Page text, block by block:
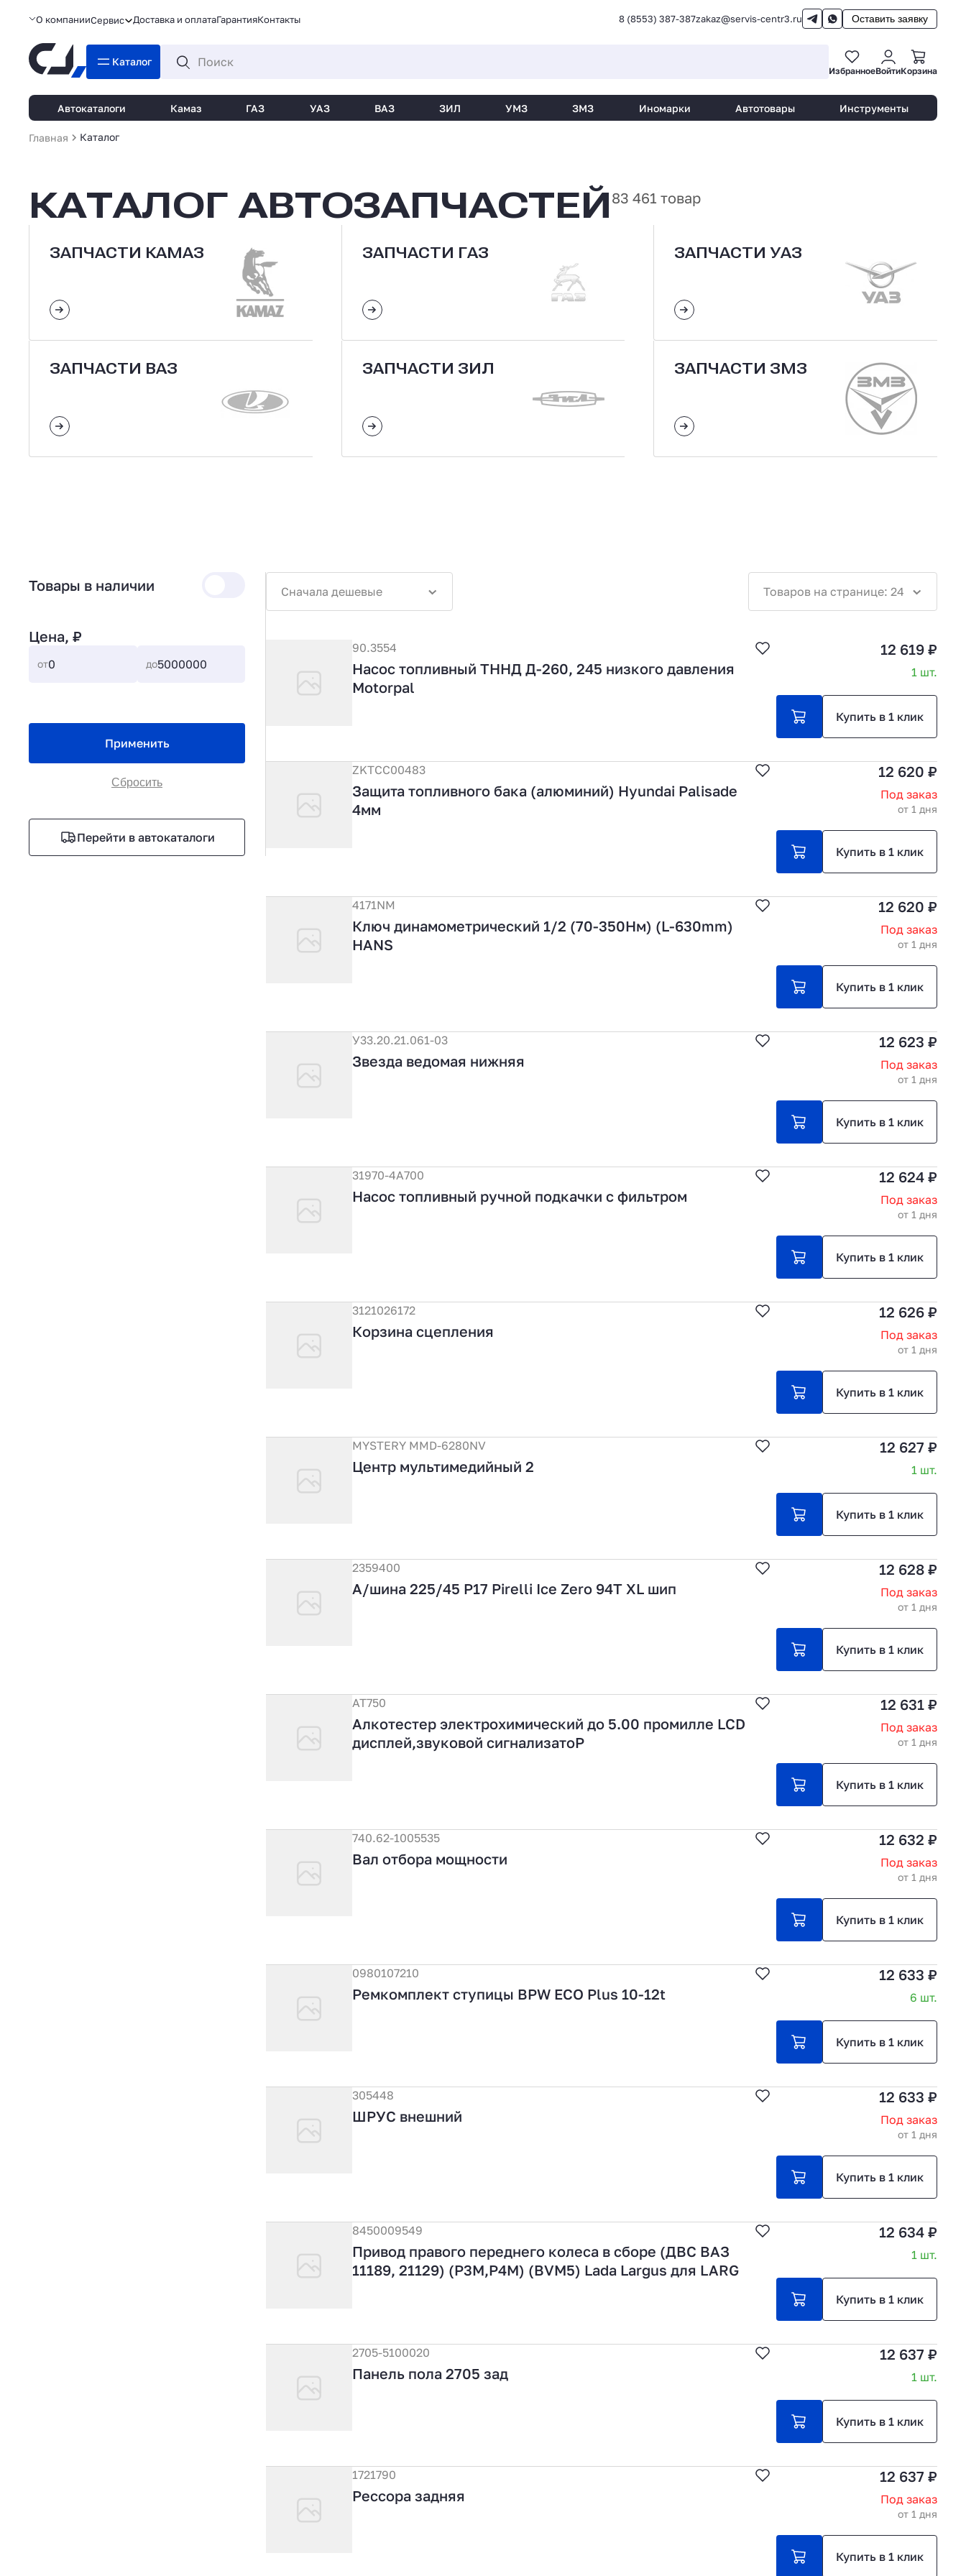
О компанииСервис Доставка и оплатаГарантияКонтакты 8 (8553) 387-387zakaz@servis-centr3.ru Оставить заявку
Каталог
ИзбранноеВойтиКорзина
Автокаталоги Камаз ГАЗ УАЗ ВАЗ ЗИЛ УМЗ ЗМЗ Иномарки Автотовары Инструменты
Главная Каталог
КАТАЛОГ АВТОЗАПЧАСТЕЙ 83 461 товар
ЗАПЧАСТИ КАМАЗ ЗАПЧАСТИ ГАЗ ЗАПЧАСТИ УАЗ
ЗАПЧАСТИ ВАЗ ЗАПЧАСТИ ЗИЛ ЗАПЧАСТИ ЗМЗ
Товары в наличии
Цена, ₽
от до
Применить
Сбросить
Перейти в автокаталоги
Сначала дешевые Товаров на странице: 24
90.3554
Насос топливный ТННД Д-260, 245 низкого давления
Motorpal
12 619 ₽
1 шт.
Купить в 1 клик
ZKTCC00483
Защита топливного бака (алюминий) Hyundai Palisade
4мм
12 620 ₽
Под заказ
от 1 дня
Купить в 1 клик
4171NM
Ключ динамометрический 1/2 (70-350Нм) (L-630mm)
HANS
12 620 ₽
Под заказ
от 1 дня
Купить в 1 клик
У33.20.21.061-03
Звезда ведомая нижняя
12 623 ₽
Под заказ
от 1 дня
Купить в 1 клик
31970-4А700
Насос топливный ручной подкачки с фильтром
12 624 ₽
Под заказ
от 1 дня
Купить в 1 клик
3121026172
Корзина сцепления
12 626 ₽
Под заказ
от 1 дня
Купить в 1 клик
MYSTERY MMD-6280NV
Центр мультимедийный 2
12 627 ₽
1 шт.
Купить в 1 клик
2359400
А/шина 225/45 Р17 Pirelli Ice Zero 94Т XL шип
12 628 ₽
Под заказ
от 1 дня
Купить в 1 клик
AT750
Алкотестер электрохимический до 5.00 промилле LCD
дисплей,звуковой сигнализатоР
12 631 ₽
Под заказ
от 1 дня
Купить в 1 клик
740.62-1005535
Вал отбора мощности
12 632 ₽
Под заказ
от 1 дня
Купить в 1 клик
0980107210
Ремкомплект ступицы BPW ECO Plus 10-12t
12 633 ₽
6 шт.
Купить в 1 клик
305448
ШРУС внешний
12 633 ₽
Под заказ
от 1 дня
Купить в 1 клик
8450009549
Привод правого переднего колеса в сборе (ДВС ВАЗ
11189, 21129) (P3M,P4M) (BVM5) Lada Largus для LARG
12 634 ₽
1 шт.
Купить в 1 клик
2705-5100020
Панель пола 2705 зад
12 637 ₽
1 шт.
Купить в 1 клик
1721790
Рессора задняя
12 637 ₽
Под заказ
от 1 дня
Купить в 1 клик